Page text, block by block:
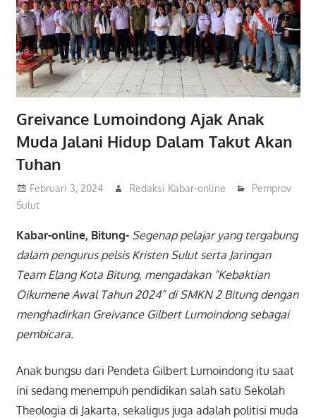
Greivance Lumoindong Ajak Anak
Muda Jalani Hidup Dalam Takut Akan
Tuhan
Februari 3, 2024 Redaksi Kabar-online
Pemprov
Sulut
Kabar-online, Bitung- Segenap pelajar yang tergabung
dalam pengurus pelsis Kristen Sulut serta Jaringan
Team Elang Kota Bitung, mengadakan “Kebaktian
Oikumene Awal Tahun 2024” di SMKN 2 Bitung dengan
menghadirkan Greivance Gilbert Lumoindong sebagai
pembicara.
Anak bungsu dari Pendeta Gilbert Lumoindong itu saat
ini sedang menempuh pendidikan salah satu Sekolah
Theologia di Jakarta, sekaligus juga adalah politisi muda